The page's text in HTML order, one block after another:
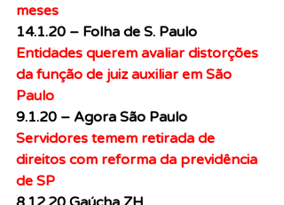
meses
14.1.20 – Folha de S. Paulo
Entidades querem avaliar distorções
da função de juiz auxiliar em São
Paulo
9.1.20 – Agora São Paulo
Servidores temem retirada de
direitos com reforma da previdência
de SP